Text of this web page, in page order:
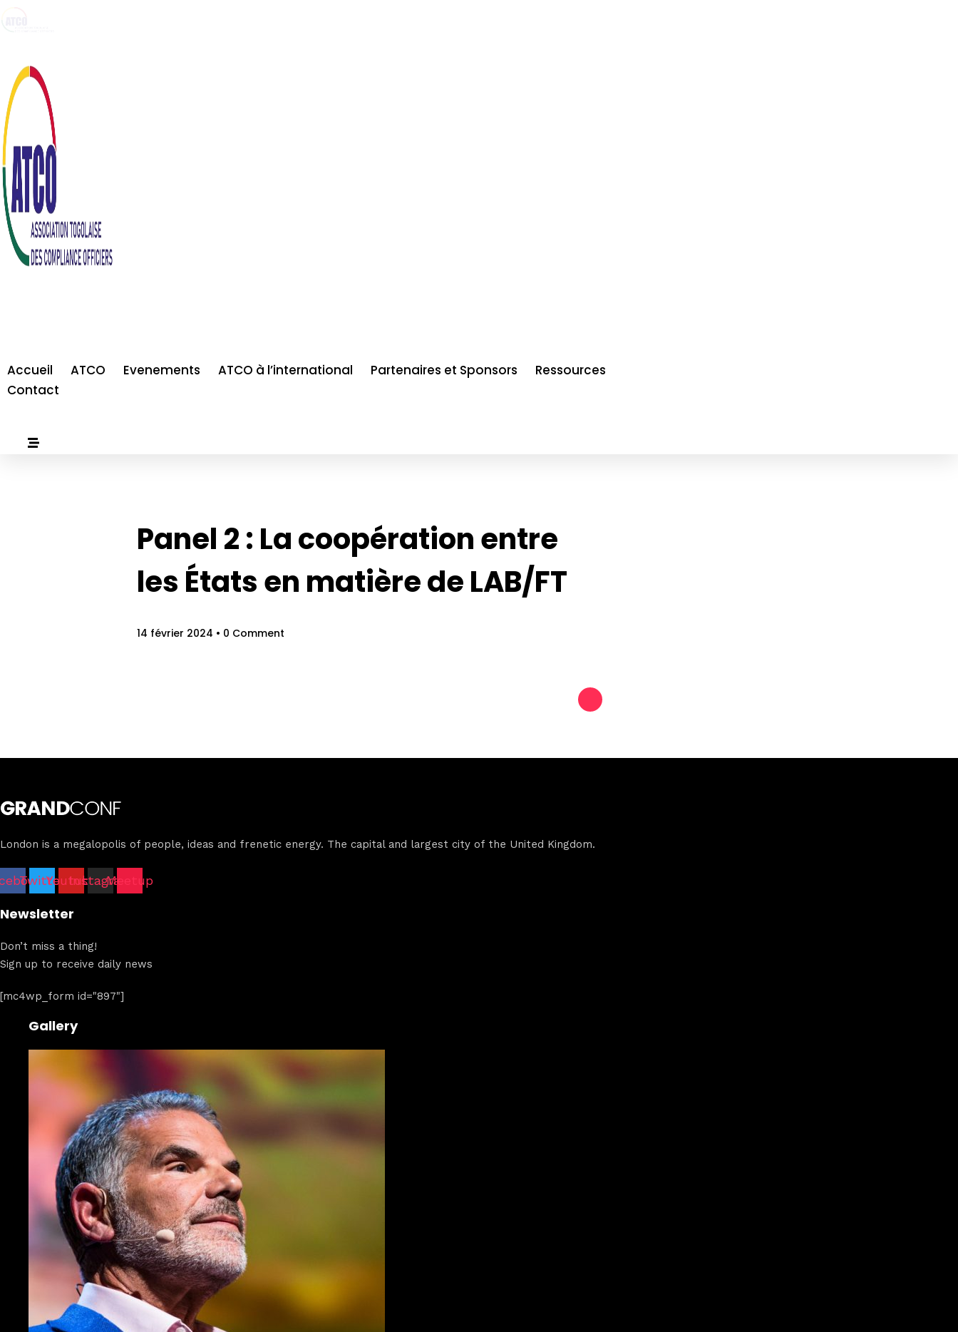
Accueil ATCO Evenements ATCO à l’international Partenaires et Sponsors
Ressources
Contact
Accueil ATCO
Panel 2 : La coopération entre
les États en matière de LAB/FT
14 février 2024 • 0 Comment
London is a megalopolis of people, ideas and frenetic energy. The capital and largest city of the United Kingdom.
TwitterYoutube
InstagramMeetup
Newsletter
Don’t miss a thing!
Sign up to receive daily news
[mc4wp_form id="897"]
Gallery